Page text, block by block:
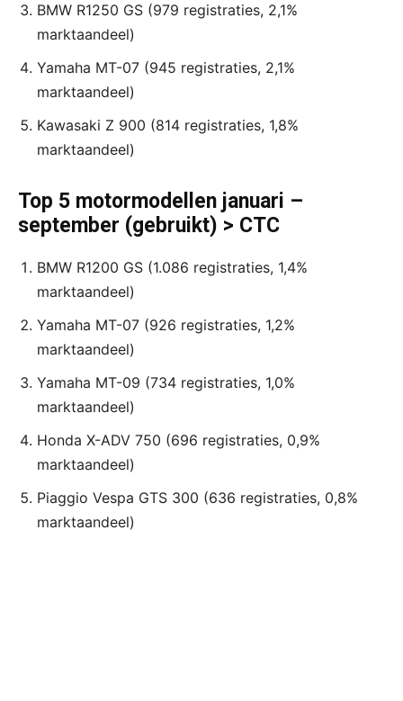
BMW R1250 GS (979 registraties, 2,1%
marktaandeel)
Yamaha MT-07 (945 registraties, 2,1%
marktaandeel)
Kawasaki Z 900 (814 registraties, 1,8%
marktaandeel)
Top 5 motormodellen januari –
september (gebruikt) > CTC
BMW R1200 GS (1.086 registraties, 1,4%
marktaandeel)
Yamaha MT-07 (926 registraties, 1,2%
marktaandeel)
Yamaha MT-09 (734 registraties, 1,0%
marktaandeel)
Honda X-ADV 750 (696 registraties, 0,9%
marktaandeel)
Piaggio Vespa GTS 300 (636 registraties, 0,8%
marktaandeel)